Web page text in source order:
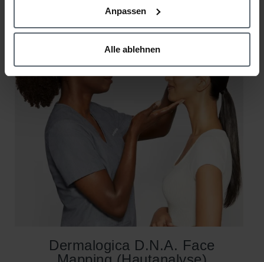
Anpassen
Alle ablehnen
Dermalogica D.N.A. Face